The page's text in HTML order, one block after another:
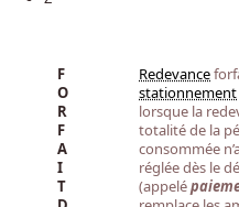
F
O
R
F
A
I
T
Redevance
stationnement
lorsque la
totalité de la
consommée
réglée dès le
(appelé